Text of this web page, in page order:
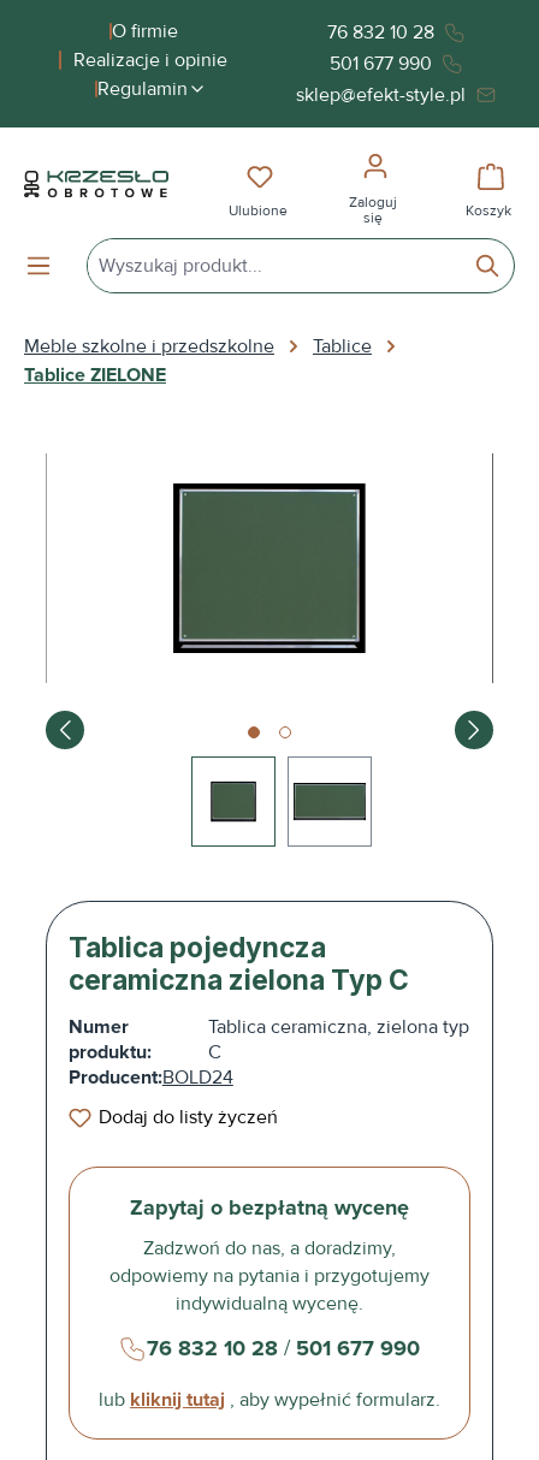
zawartościO firmie
Realizacje i opinie
Regulamin
76 832 10 28
501 677 990
sklep@efekt-style.pl
Masz 0 przedmioty na liście
Ulubione
Zaloguj
się
Koszyk
Meble szkolne i przedszkolne
Tablice
Tablice ZIELONE
Tablica pojedyncza
ceramiczna zielona Typ C
Numer
produktu:
Tablica ceramiczna, zielona typ
C
Producent:BOLD24
Dodaj do listy życzeń
Zapytaj o bezpłatną wycenę
Zadzwoń do nas, a doradzimy,
odpowiemy na pytania i przygotujemy
indywidualną wycenę.
76 832 10 28/ 501 677 990
lub kliknij tutaj , aby wypełnić formularz.